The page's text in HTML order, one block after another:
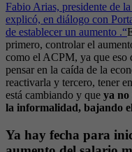
Fabio Arias, presidente de
explicó, en diálogo con
de establecer un aumento .“
primero, controlar el
como el ACPM, ya que eso
pensar en la caída de la
reactivarla y tercero, tener
está cambiando y que ya no
la informalidad, bajando
Ya hay fecha para